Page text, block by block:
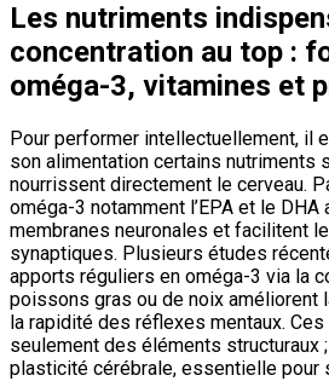
Les nutriments
concentration au top :
oméga-3, vitamines et
Pour performer intellectuellement, il
son alimentation certains nutriments
nourrissent directement le cerveau.
oméga-3 notamment l’EPA et le
membranes neuronales et facilitent
synaptiques. Plusieurs études
apports réguliers en oméga-3 via la
poissons gras ou de noix améliorent
la rapidité des réflexes mentaux.
seulement des éléments structuraux
plasticité cérébrale, essentielle pour